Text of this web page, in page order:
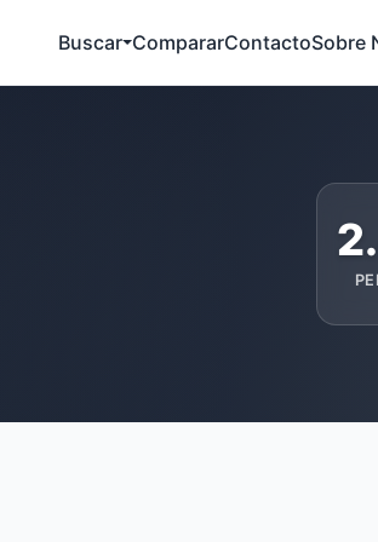
Buscar CompararContactoSobre